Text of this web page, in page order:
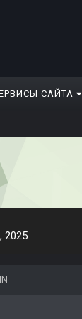
САЙТА
2025